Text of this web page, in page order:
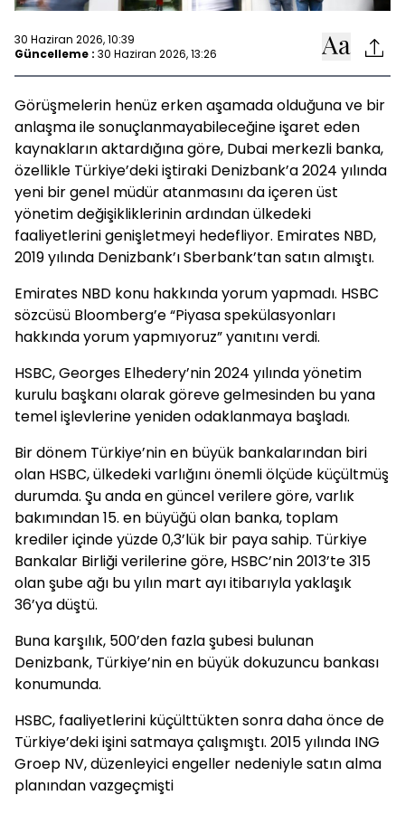
30 Haziran 2026, 10:39
Güncelleme : 30 Haziran 2026, 13:26
Görüşmelerin henüz erken aşamada olduğuna ve bir
anlaşma ile sonuçlanmayabileceğine işaret eden
kaynakların aktardığına göre, Dubai merkezli banka,
özellikle Türkiye’deki iştiraki Denizbank’a 2024 yılında
yeni bir genel müdür atanmasını da içeren üst
yönetim değişikliklerinin ardından ülkedeki
faaliyetlerini genişletmeyi hedefliyor. Emirates NBD,
2019 yılında Denizbank’ı Sberbank’tan satın almıştı.
Emirates NBD konu hakkında yorum yapmadı. HSBC
sözcüsü Bloomberg’e “Piyasa spekülasyonları
hakkında yorum yapmıyoruz” yanıtını verdi.
HSBC, Georges Elhedery’nin 2024 yılında yönetim
kurulu başkanı olarak göreve gelmesinden bu yana
temel işlevlerine yeniden odaklanmaya başladı.
Bir dönem Türkiye’nin en büyük bankalarından biri
olan HSBC, ülkedeki varlığını önemli ölçüde küçültmüş
durumda. Şu anda en güncel verilere göre, varlık
bakımından 15. en büyüğü olan banka, toplam
krediler içinde yüzde 0,3’lük bir paya sahip. Türkiye
Bankalar Birliği verilerine göre, HSBC’nin 2013’te 315
olan şube ağı bu yılın mart ayı itibarıyla yaklaşık
36’ya düştü.
Buna karşılık, 500’den fazla şubesi bulunan
Denizbank, Türkiye’nin en büyük dokuzuncu bankası
konumunda.
HSBC, faaliyetlerini küçülttükten sonra daha önce de
Türkiye’deki işini satmaya çalışmıştı. 2015 yılında ING
Groep NV, düzenleyici engeller nedeniyle satın alma
planından vazgeçmişti